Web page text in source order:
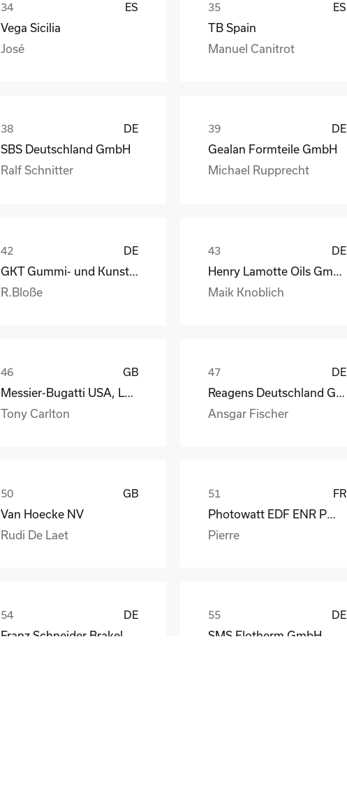
ES
Vega Sicilia
José
ES
TB Spain
Manuel Canitrot
DE
SBS Deutschland GmbH
Ralf Schnitter
DE
Gealan Formteile GmbH
Michael Rupprecht
DE
GKT Gummi- und Kunststofftechnik Fürstenwalde Gmb
R.Bloße
DE
Maik Knoblich
GB
Tony Carlton
DE
Ansgar Fischer
GB
Van Hoecke NV
Rudi De Laet
FR
Pierre
DE DE
SMS Elotherm GmbH